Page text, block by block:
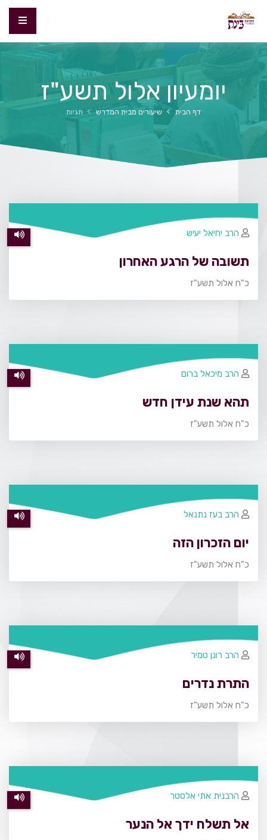
יומעיון אלול תשע"ז
דף הבית שיעורים מבית המדרש תגיות
תשובה של הרגע האחרון
כ"ח אלול תשע"ז
הרב יחיאל יעיש
תהא שנת עידן חדש
כ"ח אלול תשע"ז
הרב מיכאל ברום
יום הזכרון הזה
כ"ח אלול תשע"ז
הרב בעז נתנאל
התרת נדרים
כ"ח אלול תשע"ז
הרב רונן טמיר
אל תשלח ידך אל הנער
הרבנית אתי אלסטר